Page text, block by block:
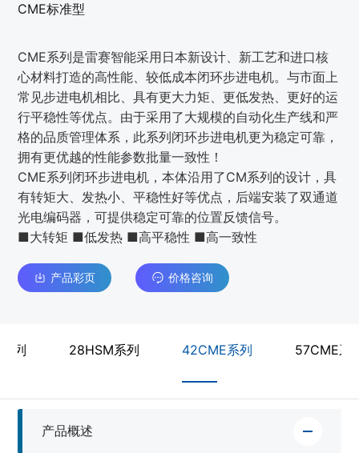
CME标准型
CME系列是雷赛智能采用日本新设计、新工艺和进口核
心材料打造的高性能、较低成本闭环步进电机。与市面上
常见步进电机相比、具有更大力矩、更低发热、更好的运
行平稳性等优点。由于采用了大规模的自动化生产线和严
格的品质管理体系，此系列闭环步进电机更为稳定可靠，
拥有更优越的性能参数批量一致性！
CME系列闭环步进电机，本体沿用了CM系列的设计，具
有转矩大、发热小、平稳性好等优点，后端安装了双通道
光电编码器，可提供稳定可靠的位置反馈信号。
■大转矩 ■低发热 ■高平稳性 ■高一致性
产品彩页 价格咨询
列 28HSM系列 42CME系列 57CME系
产品概述